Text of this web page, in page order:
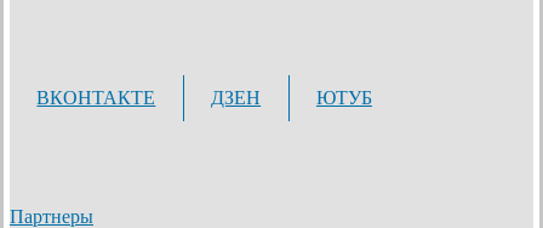
ВКОНТАКТЕ ДЗЕН ЮТУБ
Партнеры